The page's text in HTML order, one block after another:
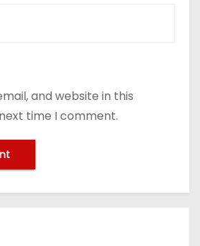
and website in this
time I comment.